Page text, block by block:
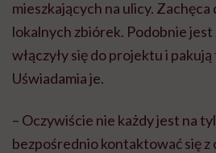
mieszkających na ulicy.
lokalnych zbiórek. Podobnie
włączyły się do projektu i
Uświadamia je.
– Oczywiście nie każdy jest na
bezpośrednio kontaktować się z